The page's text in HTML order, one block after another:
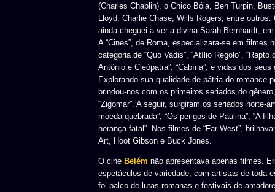
(Charles Chaplin), o Chico Bóia, Ben Turpin,
Lloyd, Charlie Chase, Wills Rogers, entre
ainda cheguei a ver a divina Sarah Bernhardt, em
A “Cines”, de Roma, especializara-se em filmes
categoria de “Quo Vadis”, “Atílio Regolo”, “Rapto
Antônio e Cleópatra”, “Cabíria”, e vidas dos
Explorando sua qualidade de pátria do romance
brindou-nos com os primeiros seriados do
“Zigomar”. A seguir, surgiram os seriados norte-
moeda quebrada”, “Os perigos de Paulina”, “A
herança fatal”. Nos filmes de “Far-West”,
Art, Hoot Gibson e Buck Jones.
O cine Belém não apresentava apenas filmes.
espetáculos de variedade, com artistas de toda
foi palco de lutas romanas e festivais de